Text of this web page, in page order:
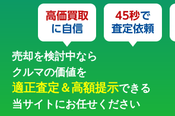
売却を検討中なら
クルマの価値を
適正査定＆高額提示できる
当サイトにお任せください